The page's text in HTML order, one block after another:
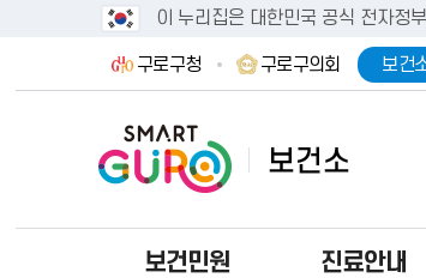
이 누리집은 대한민국 공식 전자정
구로구청 구로구의회 보건
보건민원 진료안내